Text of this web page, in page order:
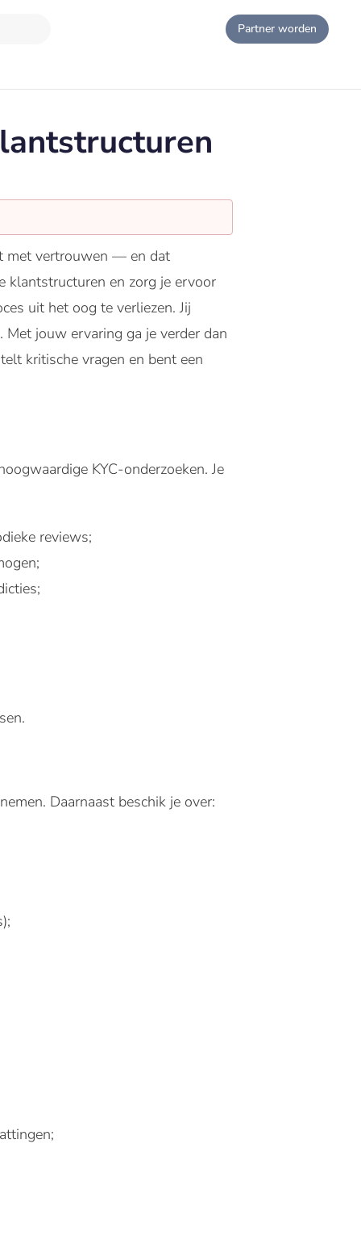
Partner worden
met vertrouwen — en dat
klantstructuren en zorg je ervoor
uit het oog te verliezen. Jij
Met jouw ervaring ga je verder dan
kritische vragen en bent een
KYC-onderzoeken. Je
reviews;
Daarnaast beschik je over: